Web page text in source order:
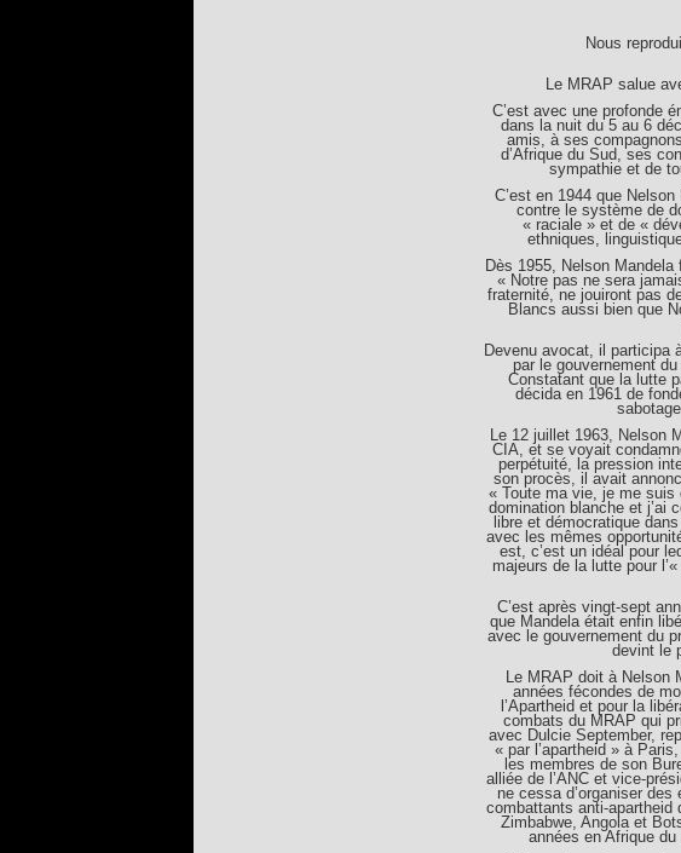
Nous
Le MRAP salue
C’est avec une profonde
dans la nuit du 5 au 6
amis, à ses
d’Afrique du Sud, ses
sympathie et de
C’est en 1944 que
contre le système de
« raciale » et de «
ethniques,
Dès 1955, Nelson
« Notre pas ne sera
fraternité, ne jouiront pas
Blancs aussi bien que
Devenu avocat, il participa
par le gouvernement
Constatant que la lutte
décida en 1961 de
Le 12 juillet 1963, Nelson
CIA, et se voyait
perpétuité, la pression
son procès, il avait
« Toute ma vie, je me suis
domination blanche et j’ai
libre et démocratique
avec les mêmes
est, c’est un idéal pour
majeurs de la lutte pour
C’est après vingt-sept
que Mandela était enfin
avec le gouvernement du
devint le
Le MRAP doit à Nelson
années fécondes de
l’Apartheid et pour la
combats du MRAP qui
avec Dulcie September,
« par l’apartheid » à
les membres de son
alliée de l’ANC et vice-
ne cessa d’organiser
combattants anti-apartheid
Zimbabwe, Angola et
années en Afrique